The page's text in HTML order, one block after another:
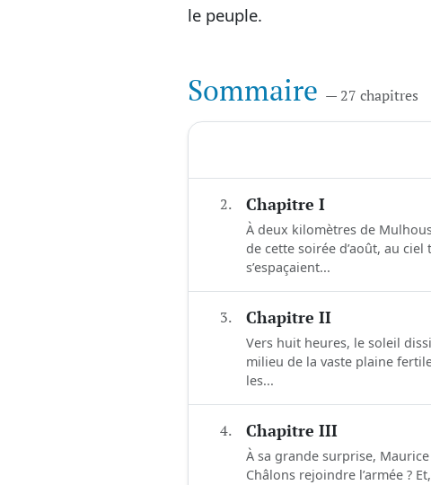
le peuple.
Sommaire — 27 chapitres
2. Chapitre I
À deux kilomètres de
de cette soirée d’août, au
s’espaçaient...
3. Chapitre II
Vers huit heures, le soleil
milieu de la vaste plaine
les...
4. Chapitre III
À sa grande surprise, Maurice
Châlons rejoindre l’armée ?